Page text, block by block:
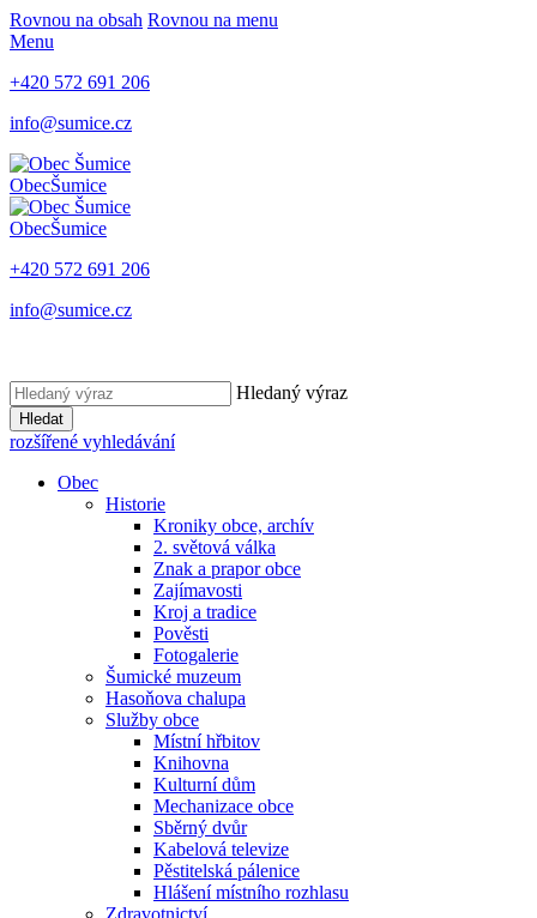
Rovnou na obsah Rovnou na menu
Menu
+420 572 691 206
info@sumice.cz
ObecŠumice
ObecŠumice
+420 572 691 206
info@sumice.cz
Hledaný výraz
Hledat
rozšířené vyhledávání
Obec
Historie
Kroniky obce, archív
2. světová válka
Znak a prapor obce
Zajímavosti
Kroj a tradice
Pověsti
Fotogalerie
Šumické muzeum
Hasoňova chalupa
Služby obce
Místní hřbitov
Knihovna
Kulturní dům
Mechanizace obce
Sběrný dvůr
Kabelová televize
Pěstitelská pálenice
Hlášení místního rozhlasu
Zdravotnictví